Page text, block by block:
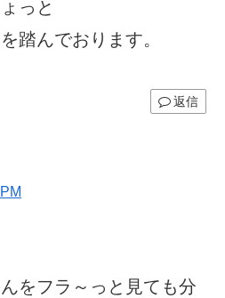
っと
踏んでおります。
返信
をフラ～っと見ても分